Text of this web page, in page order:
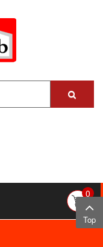
0
Top